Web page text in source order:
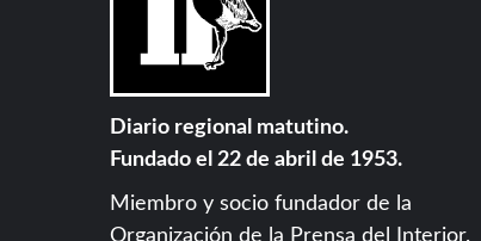
Diario regional matutino.
Fundado el 22 de abril de 1953.
Miembro y socio fundador de la
Organización de la Prensa del Interior.